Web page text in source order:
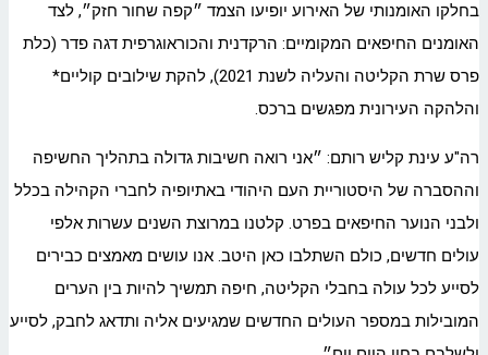
בחלקו האומנותי של האירוע יופיעו הצמד ״קפה שחור חזק״, לצד
האומנים החיפאים המקומיים: הרקדנית והכוראוגרפית דגה פדר (כלת
פרס שרת הקליטה והעליה לשנת 2021), להקת שילובים קוליים*
והלהקה העירונית מפגשים ברכס.
רה"ע עינת קליש רותם: ״אני רואה חשיבות גדולה בתהליך החשיפה
וההסברה של היסטוריית העם היהודי באתיופיה לחברי הקהילה בכלל
ולבני הנוער החיפאים בפרט. קלטנו במרוצת השנים עשרות אלפי
עולים חדשים, כולם השתלבו כאן היטב. אנו עושים מאמצים כבירים
לסייע לכל עולה בחבלי הקליטה, חיפה תמשיך להיות בין הערים
המובילות במספר העולים החדשים שמגיעים אליה ותדאג לחבק, לסייע